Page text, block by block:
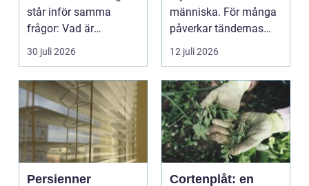
står inför samma
frågor: Vad är
samlingen värd? Var
vänder m...
30 juli 2026
människa. För många
påverkar tändernas
utseende både
självförtroendet ...
12 juli 2026
Persienner
Cortenplåt: en